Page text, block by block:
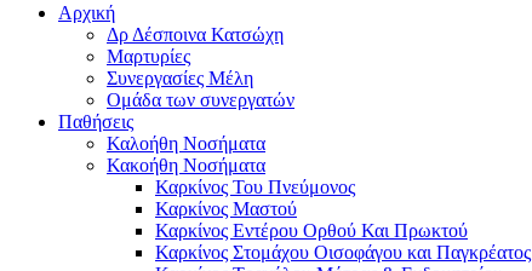
Αρχική
Δρ Δέσποινα Κατσώχη
Μαρτυρίες
Συνεργασίες Μέλη
Ομάδα των συνεργατών
Παθήσεις
Καλοήθη Νοσήματα
Κακοήθη Νοσήματα
Καρκίνος Του Πνεύμονος
Καρκίνος Μαστού
Καρκίνος Εντέρου Ορθού Και Πρωκτού
Καρκίνος Στομάχου Οισοφάγου και Παγκρέατος